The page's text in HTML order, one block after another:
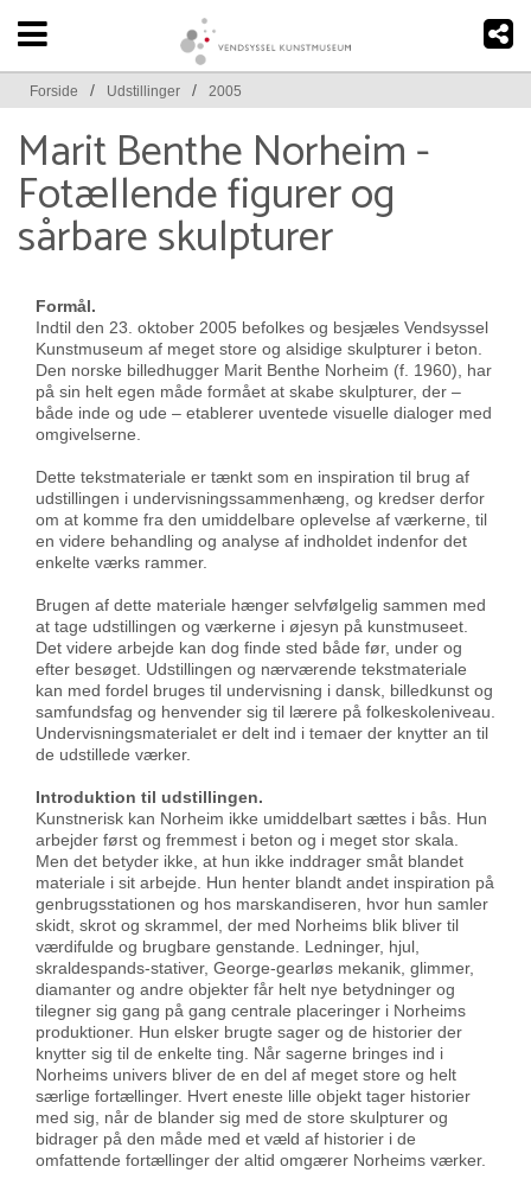
Forside / Udstillinger / 2005
Marit Benthe Norheim -
Fotællende figurer og
sårbare skulpturer
Formål.
Indtil den 23. oktober 2005 befolkes og besjæles Vendsyssel
Kunstmuseum af meget store og alsidige skulpturer i beton.
Den norske billedhugger Marit Benthe Norheim (f. 1960), har
på sin helt egen måde formået at skabe skulpturer, der –
både inde og ude – etablerer uventede visuelle dialoger med
omgivelserne.
Dette tekstmateriale er tænkt som en inspiration til brug af
udstillingen i undervisningssammenhæng, og kredser derfor
om at komme fra den umiddelbare oplevelse af værkerne, til
en videre behandling og analyse af indholdet indenfor det
enkelte værks rammer.
Brugen af dette materiale hænger selvfølgelig sammen med
at tage udstillingen og værkerne i øjesyn på kunstmuseet.
Det videre arbejde kan dog finde sted både før, under og
efter besøget. Udstillingen og nærværende tekstmateriale
kan med fordel bruges til undervisning i dansk, billedkunst og
samfundsfag og henvender sig til lærere på folkeskoleniveau.
Undervisningsmaterialet er delt ind i temaer der knytter an til
de udstillede værker.
Introduktion til udstillingen.
Kunstnerisk kan Norheim ikke umiddelbart sættes i bås. Hun
arbejder først og fremmest i beton og i meget stor skala.
Men det betyder ikke, at hun ikke inddrager småt blandet
materiale i sit arbejde. Hun henter blandt andet inspiration på
genbrugsstationen og hos marskandiseren, hvor hun samler
skidt, skrot og skrammel, der med Norheims blik bliver til
værdifulde og brugbare genstande. Ledninger, hjul,
skraldespands-stativer, George-gearløs mekanik, glimmer,
diamanter og andre objekter får helt nye betydninger og
tilegner sig gang på gang centrale placeringer i Norheims
produktioner. Hun elsker brugte sager og de historier der
knytter sig til de enkelte ting. Når sagerne bringes ind i
Norheims univers bliver de en del af meget store og helt
særlige fortællinger. Hvert eneste lille objekt tager historier
med sig, når de blander sig med de store skulpturer og
bidrager på den måde med et væld af historier i de
omfattende fortællinger der altid omgærer Norheims værker.